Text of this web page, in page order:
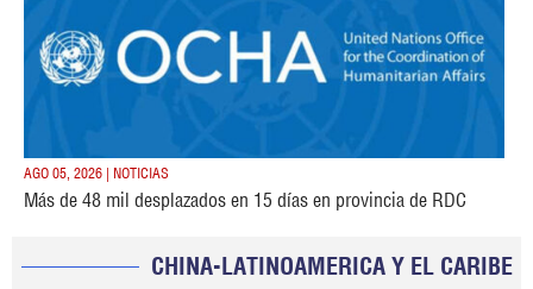
AGO 05, 2026 | NOTICIAS
Más de 48 mil desplazados en 15 días en provincia de RDC
CHINA-LATINOAMERICA Y EL CARIBE